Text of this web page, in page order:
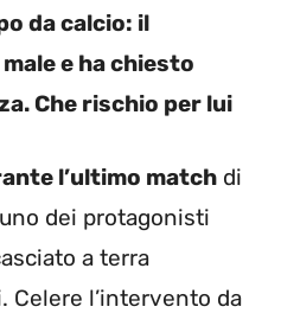
da calcio: il
e ha chiesto
Che rischio per lui
l’ultimo match di
dei protagonisti
a terra
Celere l’intervento da